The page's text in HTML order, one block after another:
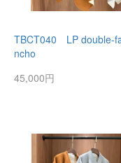
TBCT040 LP double-
ncho
45,000円